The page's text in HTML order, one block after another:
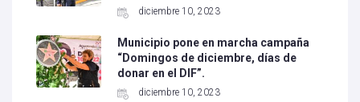
diciembre 10, 2023
Municipio pone en marcha campaña
“Domingos de diciembre, días de
donar en el DIF”.
diciembre 10, 2023